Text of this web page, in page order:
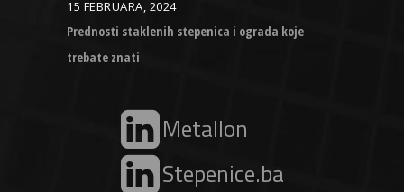
15 FEBRUARA, 2024
Prednosti staklenih stepenica i ograda koje
trebate znati
Metallon
Stepenice.ba